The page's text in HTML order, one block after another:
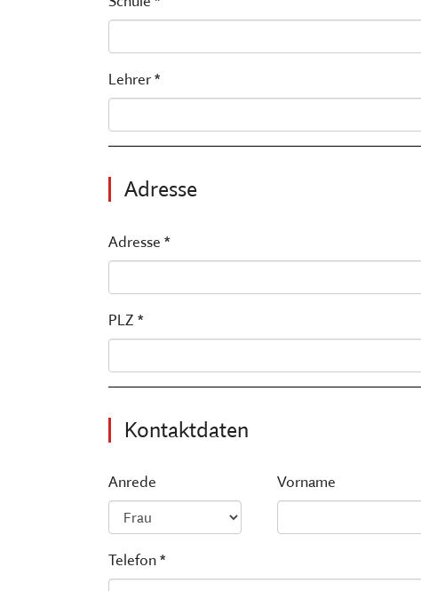
Lehrer *
Adresse
Adresse *
PLZ *
Kontaktdaten
Anrede Vorname
Telefon *